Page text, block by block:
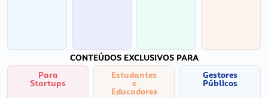
CONTEÚDOS EXCLUSIVOS PARA
Para
Startups
Estudantes
e
Educadores
Gestores
Públicos